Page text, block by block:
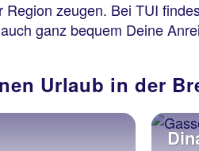
zeugen. Bei TUI
ganz bequem Deine
Urlaub in der